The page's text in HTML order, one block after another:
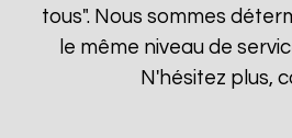
tous". Nous sommes
le même niveau de
N'hésitez plus,